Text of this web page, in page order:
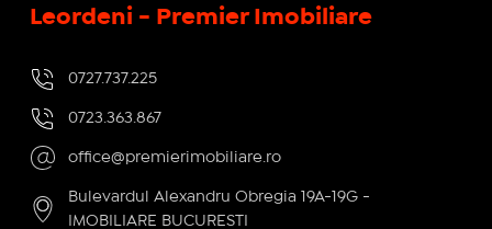
Leordeni - Premier Imobiliare
0727.737.225
0723.363.867
office@premierimobiliare.ro
Bulevardul Alexandru Obregia 19A-19G -
IMOBILIARE BUCURESTI